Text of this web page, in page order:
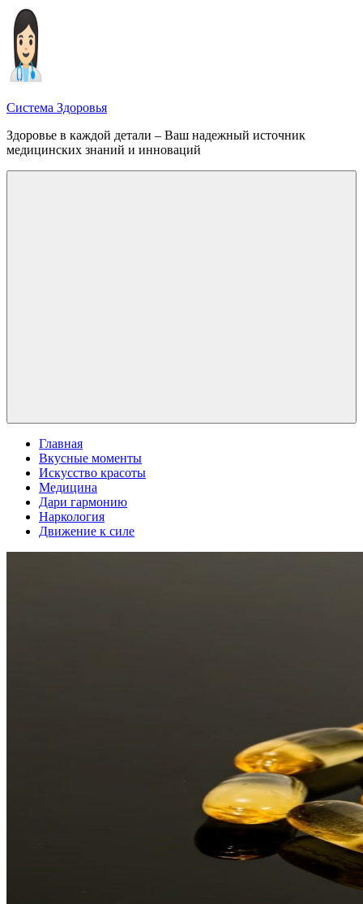
Перейти
содержимому
Система Здоровья
Здоровье в каждой детали – Ваш надежный источник
медицинских знаний и инноваций
Главная
Вкусные моменты
Искусство красоты
Медицина
Дари гармонию
Наркология
Движение к силе